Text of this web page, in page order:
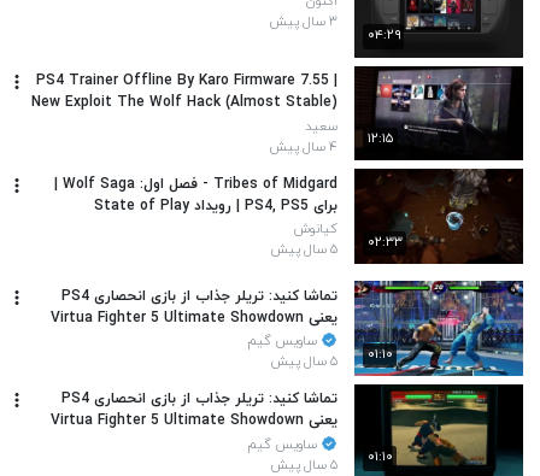
۰۴:۲۹
۳ سال پیش
۱۲:۱۵
PS4 Trainer Offline By Karo Firmware 7.55 |
New Exploit The Wolf Hack (Almost Stable)
| PS4 GoldHen
سعید
۴ سال پیش
۰۲:۳۳
برای PS4, PS5 | رویداد State of Play
کیانوش
۵ سال پیش
۰۱:۱۰
تماشا کنید: تریلر جذاب از بازی انحصاری PS4
یعنی Virtua Fighter 5 Ultimate Showdown
ساویس گیم
۵ سال پیش
۰۱:۱۰
تماشا کنید: تریلر جذاب از بازی انحصاری PS4
یعنی Virtua Fighter 5 Ultimate Showdown
ساویس گیم
۵ سال پیش